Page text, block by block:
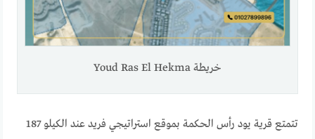
خريطة Youd Ras El Hekma
تتمتع قرية يود رأس الحكمة بموقع استراتيجي فريد عند الكيلو 187